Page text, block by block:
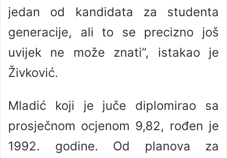
jedan od kandidata za studenta
generacije, ali to se precizno još
uvijek ne može znati”, istakao je
Živković.
Mladić koji je juče diplomirao sa
prosječnom ocjenom 9,82, rođen je
1992. godine. Od planova za